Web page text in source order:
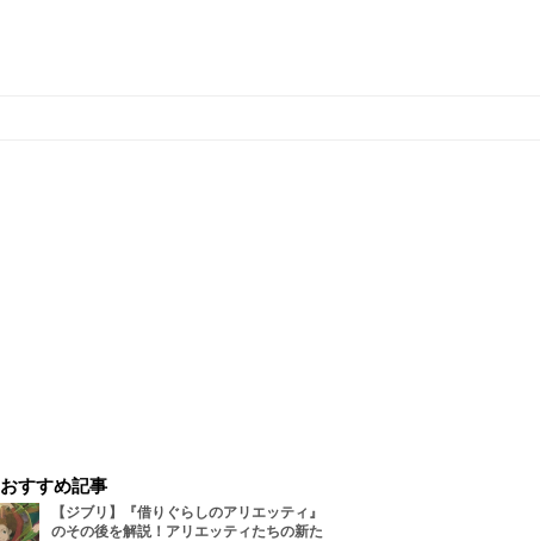
おすすめ記事
【ジブリ】『借りぐらしのアリエッティ』
のその後を解説！アリエッティたちの新た